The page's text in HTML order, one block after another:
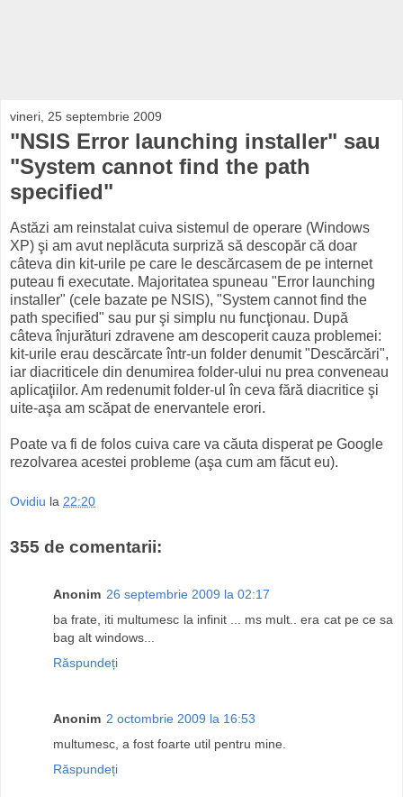
vineri, 25 septembrie 2009
"NSIS Error launching installer" sau
"System cannot find the path
specified"
Astăzi am reinstalat cuiva sistemul de operare (Windows
XP) şi am avut neplăcuta surpriză să descopăr că doar
câteva din kit-urile pe care le descărcasem de pe internet
puteau fi executate. Majoritatea spuneau "Error launching
installer" (cele bazate pe NSIS), "System cannot find the
path specified" sau pur şi simplu nu funcţionau. După
câteva înjurături zdravene am descoperit cauza problemei:
kit-urile erau descărcate într-un folder denumit "Descărcări",
iar diacriticele din denumirea folder-ului nu prea conveneau
aplicaţiilor. Am redenumit folder-ul în ceva fără diacritice şi
uite-aşa am scăpat de enervantele erori.
Poate va fi de folos cuiva care va căuta disperat pe Google
rezolvarea acestei probleme (aşa cum am făcut eu).
Ovidiu la 22:20
355 de comentarii:
Anonim 26 septembrie 2009 la 02:17
ba frate, iti multumesc la infinit ... ms mult.. era cat pe ce sa
bag alt windows...
Răspundeți
Anonim 2 octombrie 2009 la 16:53
multumesc, a fost foarte util pentru mine.
Răspundeți